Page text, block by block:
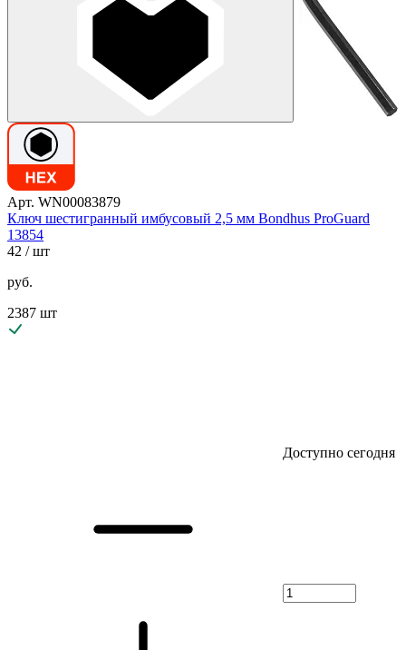
Арт. WN00083879
Ключ шестигранный имбусовый 2,5 мм Bondhus ProGuard
13854
42 / шт
руб.
2387 шт
Доступно сегодня